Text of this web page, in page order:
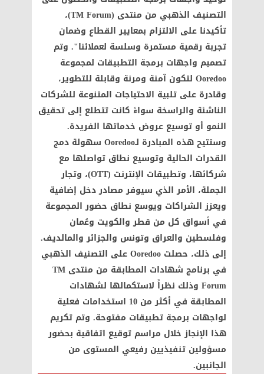
التصنيف الذهبي من منتدى (TM Forum)،
تأكيدنا على الالتزام بمعايير القطاع وضمان
تجربة رقمية مستمرة وسلسة لعملائنا". وتم
تصميم واجهات برمجة التطبيقات لمجموعة
Ooredoo لتكون آمنة ومرنة وقابلة للتطوير،
وقادرة على تلبية الاحتياجات المتنوعة للشركات
الناشئة والراسخة سواءً كانت تتطلع إلى تحقيق
النمو أو توسيع عروض خدماتها الفريدة.
وستتيح هذه المبادرة لـOoredoo سهولة دمج
القدرات الحالية وتوسيع نطاق تواصلها مع
شركائها، وتطبيقات الإنترنت (OTT)، وتجار
الجملة، الأمر الذي سيوفر مصادر دخل إضافية
ويعزز الشراكات ويوسع نطاق حضور المجموعة
في أسواق كل من قطر والكويت وعُمان
وفلسطين والعراق وتونس والجزائر والمالديف.
إلى ذلك، حصلت Ooredoo على التصنيف الذهبي
في برنامج شهادات المطابقة من منتدى TM
Forum وذلك نظراً لاستكمالها لشهادات
المطابقة في أكثر من 10 استخدامات فعلية
لواجهات برمجة تطبيقات مفتوحة. وتم تكريم
هذا الإنجاز خلال مراسم توقيع اتفاقية بحضور
مسؤولين تنفيذيين رفيعي المستوى من
الجانبين.